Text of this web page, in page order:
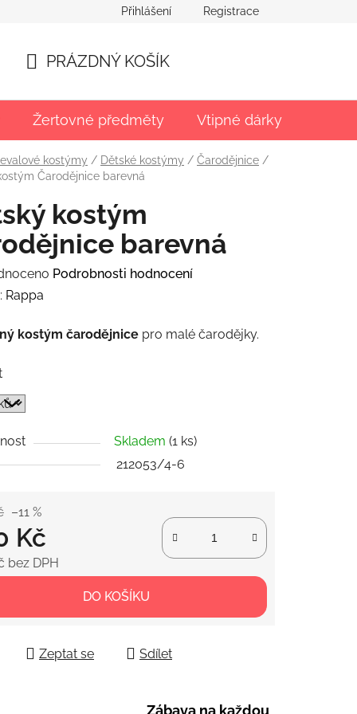
Přihlášení Registrace
KOŠÍK
PRÁZDNÝ KOŠÍK
Žertovné předměty Vtipné dárky
kostýmy / Dětské kostýmy / Čarodějnice /
Čarodějnice barevná
kostým
barevná
Podrobnosti hodnocení
Rappa
kostým čarodějnice pro malé čarodějky.
Skladem (1 ks)
212053/4-6
–11 %
Kč
bez DPH
DO KOŠÍKU
Zeptat se Sdílet
Zábava na každou